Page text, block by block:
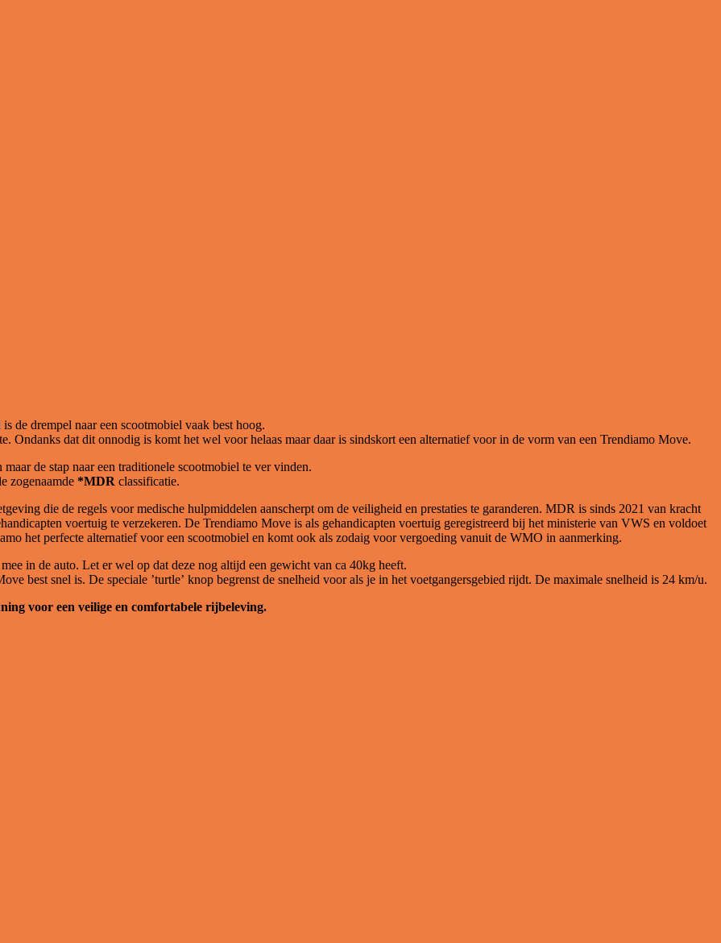
de drempel naar een scootmobiel vaak best hoog.
Ondanks dat dit onnodig is komt het wel voor helaas maar daar is sindskort een alternatief voor in de vorm van een Trendiamo Move.
de stap naar een traditionele scootmobiel te ver vinden.
zogenaamde *MDR classificatie.
die de regels voor medische hulpmiddelen aanscherpt om de veiligheid en prestaties te garanderen. MDR is sinds 2021 van kracht
voertuig te verzekeren. De Trendiamo Move is als gehandicapten voertuig geregistreerd bij het ministerie van VWS en voldoet
het perfecte alternatief voor een scootmobiel en komt ook als zodaig voor vergoeding vanuit de WMO in aanmerking.
in de auto. Let er wel op dat deze nog altijd een gewicht van ca 40kg heeft.
best snel is. De speciale ’turtle’ knop begrenst de snelheid voor als je in het voetgangersgebied rijdt. De maximale snelheid is 24 km/u.
voor een veilige en comfortabele rijbeleving.